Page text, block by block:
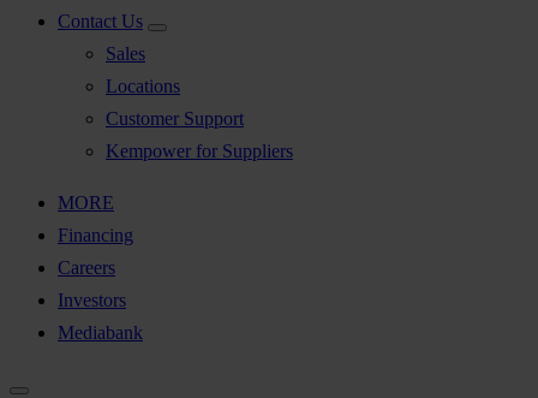
Contact Us
Sales
Locations
Customer Support
Kempower for Suppliers
MORE
Financing
Careers
Investors
Mediabank